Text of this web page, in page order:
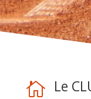
 Le